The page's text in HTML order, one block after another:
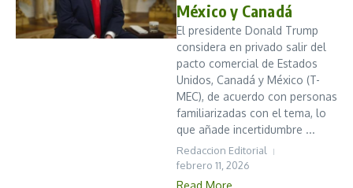
México y Canadá
El presidente Donald Trump
considera en privado salir del
pacto comercial de Estados
Unidos, Canadá y México (T-
MEC), de acuerdo con personas
familiarizadas con el tema, lo
que añade incertidumbre ...
Redaccion Editorial
febrero 11, 2026